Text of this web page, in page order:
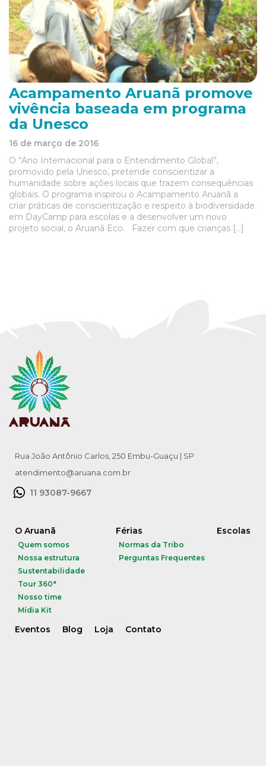
Acampamento Aruanã promove
vivência baseada em programa
da Unesco
16 de março de 2016
O “Ano Internacional para o Entendimento Global”,
promovido pela Unesco, pretende conscientizar a
humanidade sobre ações locais que trazem consequências
globais. O programa inspirou o Acampamento Aruanã a
criar práticas de conscientização e respeito à biodiversidade
em DayCamp para escolas e a desenvolver um novo
projeto social, o Aruanã Eco. Fazer com que crianças […]
Rua João Antônio Carlos, 250 Embu-Guaçu | SP
atendimento@aruana.com.br
11 93087-9667
O Aruanã
Quem somos
Nossa estrutura
Sustentabilidade
Tour 360°
Nosso time
Mídia Kit
Férias
Normas da Tribo
Perguntas Frequentes
Escolas
Eventos Blog Loja Contato